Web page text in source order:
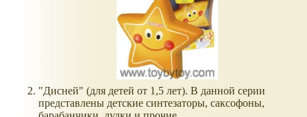
"Дисней" (для детей от 1,5 лет). В данной серии
представлены детские синтезаторы, саксофоны,